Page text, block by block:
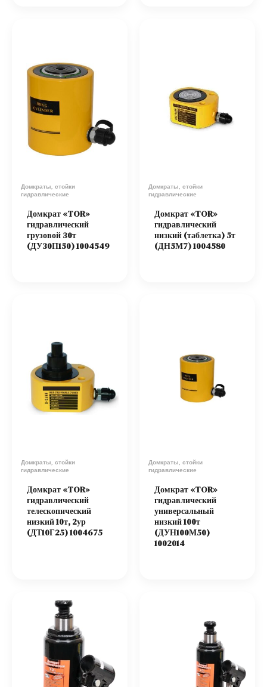
Домкраты, стойки
гидравлические
Домкрат «TOR»
гидравлический
грузовой 30т
(ДУ30П150) 1004549
Домкраты, стойки
гидравлические
Домкрат «TOR»
гидравлический
низкий (таблетка) 5т
(ДН5М7) 1004580
Домкраты, стойки
гидравлические
Домкрат «TOR»
гидравлический
телескопический
низкий 10т, 2ур
(ДТ10Г25) 1004675
Домкраты, стойки
гидравлические
Домкрат «TOR»
гидравлический
универсальный
низкий 100т
(ДУН100М50)
1002014